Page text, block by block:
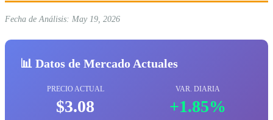
Fecha de Análisis: May 19, 2026
📊 Datos de Mercado Actuales
PRECIO ACTUAL
$3.08
VAR. DIARIA
+1.85%